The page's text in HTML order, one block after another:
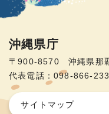
沖縄県庁
〒900-8570 沖縄県那
代表電話：098-866-
サイトマップ